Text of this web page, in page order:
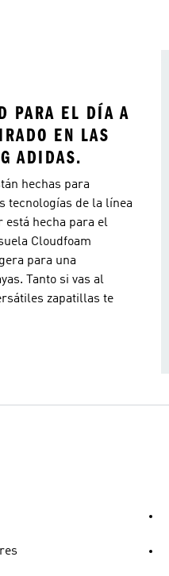
PARA EL DÍA A
EN LAS
ADIDAS.
hechas para
tecnologías de la línea
está hecha para el
Cloudfoam
para una
Tanto si vas al
zapatillas te